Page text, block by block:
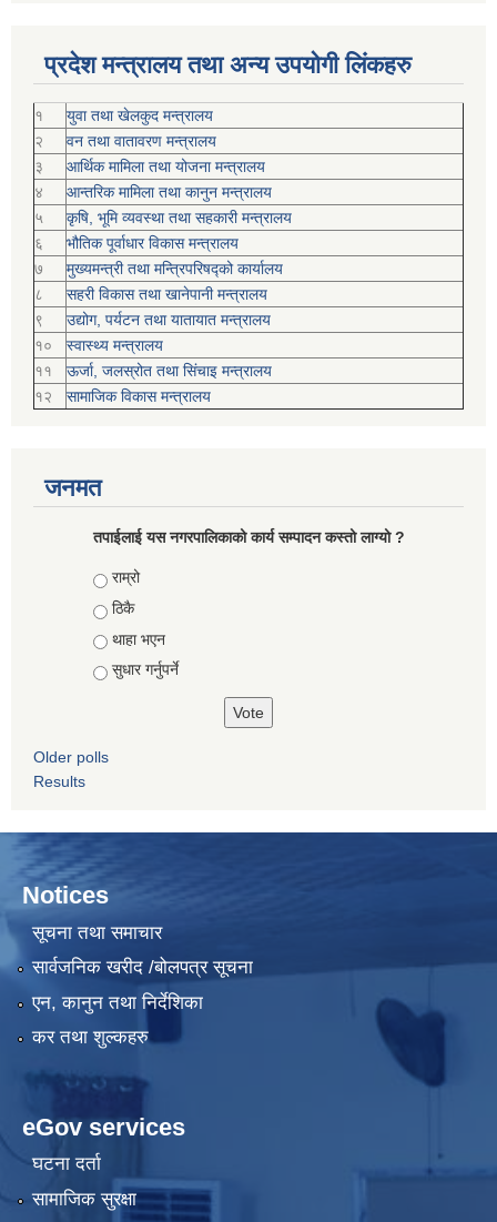
प्रदेश मन्त्रालय तथा अन्य उपयोगी लिंकहरु
१
युवा तथा खेलकुद मन्त्रालय
२
वन तथा वातावरण मन्त्रालय
३
आर्थिक मामिला तथा योजना मन्त्रालय
४
आन्तरिक मामिला तथा कानुन मन्त्रालय
५
कृषि, भूमि व्यवस्था तथा सहकारी मन्त्रालय
६
भौतिक पूर्वाधार विकास मन्त्रालय
७
मुख्यमन्त्री तथा मन्त्रिपरिषद्को कार्यालय
८
सहरी विकास तथा खानेपानी मन्त्रालय
९
उद्योग, पर्यटन तथा यातायात मन्त्रालय
१०
स्वास्थ्य मन्त्रालय
११
ऊर्जा, जलस्रोत तथा सिंचाइ मन्त्रालय
१२
सामाजिक विकास मन्‍‍त्रालय
जनमत
तपाईलाई यस नगरपालिकाको कार्य सम्पादन कस्तो लाग्यो ?
Choices
राम्रो
ठिकै
थाहा भएन
सुधार गर्नुपर्ने
Older polls
Results
Notices
सूचना तथा समाचार
सार्वजनिक खरीद /बोलपत्र सूचना
एन, कानुन तथा निर्देशिका
कर तथा शुल्कहरु
eGov services
घटना दर्ता
सामाजिक सुरक्षा